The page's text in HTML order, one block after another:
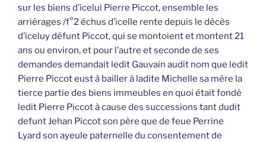
sur les biens d’icelui Pierre Piccot, ensemble les
arriérages /f°2 échus d’icelle rente depuis le décès
d’iceluy défunt Piccot, qui se montoient et montent 21
ans ou environ, et pour l’autre et seconde de ses
demandes demandait ledit Gauvain audit nom que ledit
Pierre Piccot eust à bailler à ladite Michelle sa mère la
tierce partie des biens immeubles en quoi était fondé
ledit Pierre Piccot à cause des successions tant dudit
defunt Jehan Piccot son père que de feue Perrine
Lyard son ayeule paternelle du consentement de